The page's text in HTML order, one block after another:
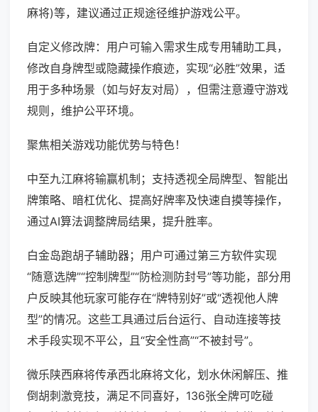
麻将)等，建议通过正规途径维护游戏公平。
自定义修改牌：用户可输入需求生成专用辅助工具，
修改自身牌型或隐藏操作痕迹，实现“必胜”效果，适
用于多种场景（如与好友对局），但需注意遵守游戏
规则，维护公平环境。
聚焦相关游戏功能优势与特色！
中至九江麻将输赢机制；支持透视全局牌型、智能出
牌策略、暗杠优化、提高好牌率及快速自摸等操作，
通过AI算法调整牌局结果，提升胜率。
白金岛跑胡子辅助器；用户可通过第三方软件实现
“随意选牌”“控制牌型”“防检测防封号”等功能，部分用
户反映其他玩家可能存在“牌特别好”或“透视他人牌
型”的情况。这些工具通过后台运行、自动连接等技
术手段实现不平公，且“安全性高”“不被封号”。
微乐陕西麻将传承西北麻将文化，划水休闲解压、推
倒胡刺激竞技，满足不同喜好，136张全牌可吃碰